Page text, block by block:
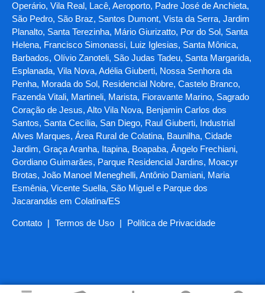
Operário, Vila Real, Lacê, Aeroporto, Padre José de Anchieta,
São Pedro, São Braz, Santos Dumont, Vista da Serra, Jardim
Planalto, Santa Terezinha, Mário Giurizatto, Por do Sol, Santa
Helena, Francisco Simonassi, Luiz Iglesias, Santa Mônica,
Barbados, Olívio Zanoteli, São Judas Tadeu, Santa Margarida,
Esplanada, Vila Nova, Adélia Giuberti, Nossa Senhora da
Penha, Morada do Sol, Residencial Nobre, Castelo Branco,
Fazenda Vitali, Martineli, Marista, Fioravante Marino, Sagrado
Coração de Jesus, Alto Vila Nova, Benjamin Carlos dos
Santos, Santa Cecília, San Diego, Raul Giuberti, Industrial
Alves Marques, Área Rural de Colatina, Baunilha, Cidade
Jardim, Graça Aranha, Itapina, Boapaba, Ângelo Frechiani,
Gordiano Guimarães, Parque Residencial Jardins, Moacyr
Brotas, João Manoel Meneghelli, Antônio Damiani, Maria
Esmênia, Vicente Suella, São Miguel e Parque dos
Jacarandás em Colatina/ES
Contato | Termos de Uso | Política de Privacidade